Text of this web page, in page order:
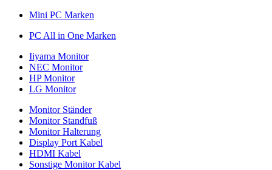
Mini PC Marken
PC All in One Marken
Iiyama Monitor
NEC Monitor
HP Monitor
LG Monitor
Monitor Ständer
Monitor Standfuß
Monitor Halterung
Display Port Kabel
HDMI Kabel
Sonstige Monitor Kabel